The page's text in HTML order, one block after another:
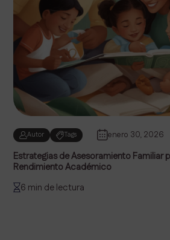
Autor Tags enero 30, 2026
Estrategias de Asesoramiento Familiar
Rendimiento Académico
6 min de lectura